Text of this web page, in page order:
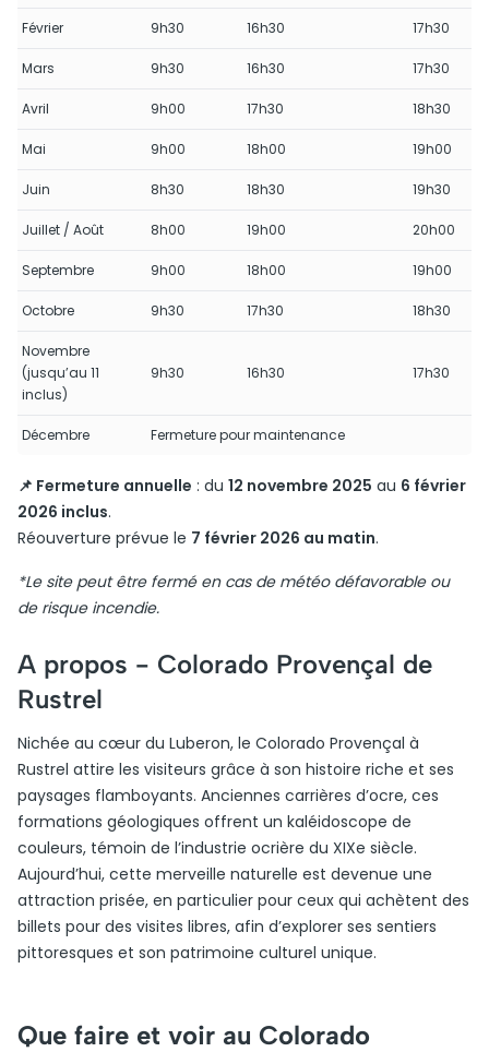
Février 9h30 16h30 17h30
Mars 9h30 16h30 17h30
Avril 9h00 17h30 18h30
Mai 9h00 18h00 19h00
Juin 8h30 18h30 19h30
Juillet / Août 8h00 19h00 20h00
Septembre 9h00 18h00 19h00
Octobre 9h30 17h30 18h30
Novembre
(jusqu’au 11
inclus)
9h30 16h30 17h30
Décembre Fermeture pour maintenance
📌 Fermeture annuelle : du 12 novembre 2025 au 6 février
2026 inclus.
Réouverture prévue le 7 février 2026 au matin.
*Le site peut être fermé en cas de météo défavorable ou
de risque incendie.
A propos - Colorado Provençal de
Rustrel
Nichée au cœur du Luberon, le Colorado Provençal à
Rustrel attire les visiteurs grâce à son histoire riche et ses
paysages flamboyants. Anciennes carrières d’ocre, ces
formations géologiques offrent un kaléidoscope de
couleurs, témoin de l’industrie ocrière du XIXe siècle.
Aujourd’hui, cette merveille naturelle est devenue une
attraction prisée, en particulier pour ceux qui achètent des
billets pour des visites libres, afin d’explorer ses sentiers
pittoresques et son patrimoine culturel unique.
Que faire et voir au Colorado